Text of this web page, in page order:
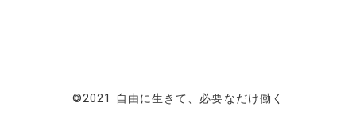
©2021 自由に生きて、必要なだけ働く